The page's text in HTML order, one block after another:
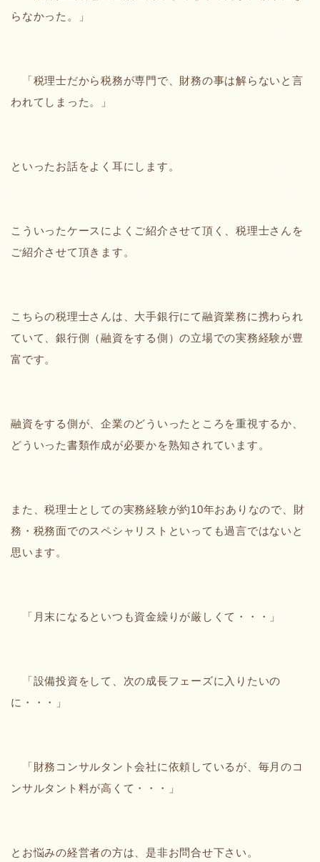
らなかった。」
「税理士だから税務が専門で、財務の事は解らないと言
われてしまった。」
といったお話をよく耳にします。
こういったケースによくご紹介させて頂く、税理士さんを
ご紹介させて頂きます。
こちらの税理士さんは、大手銀行にて融資業務に携わられ
ていて、銀行側（融資をする側）の立場での実務経験が豊
富です。
融資をする側が、企業のどういったところを重視するか、
どういった書類作成が必要かを熟知されています。
また、税理士としての実務経験が約10年おありなので、財
務・税務面でのスペシャリストといっても過言ではないと
思います。
「月末になるといつも資金繰りが厳しくて・・・」
「設備投資をして、次の成長フェーズに入りたいの
に・・・」
「財務コンサルタント会社に依頼しているが、毎月のコ
ンサルタント料が高くて・・・」
とお悩みの経営者の方は、是非お問合せ下さい。